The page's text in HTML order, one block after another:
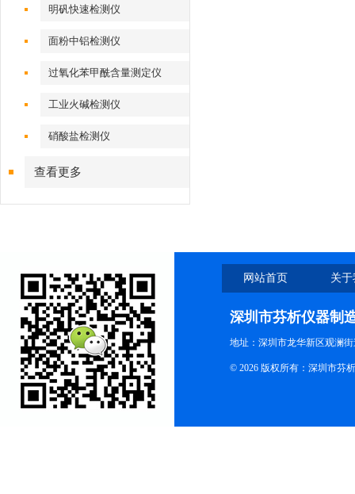
明矾快速检测仪
面粉中铝检测仪
过氧化苯甲酰含量测定仪
工业火碱检测仪
硝酸盐检测仪
查看更多
网站首页 关
深圳市芬析仪器制
地址：深圳市龙华新区观澜
© 2026 版权所有：深圳市芬